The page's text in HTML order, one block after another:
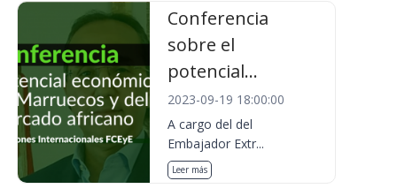
Conferencia
sobre el
potencial...
2023-09-19 18:00:00
A cargo del del
Embajador Extr...
Leer más